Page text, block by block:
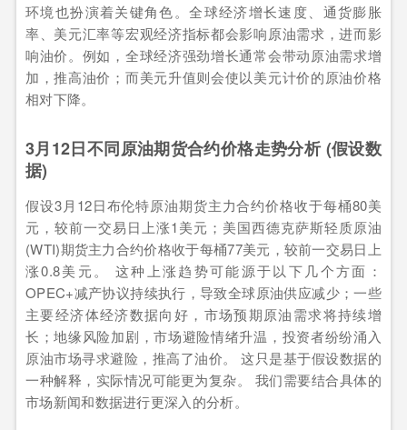
环境也扮演着关键角色。全球经济增长速度、通货膨胀
率、美元汇率等宏观经济指标都会影响原油需求，进而影
响油价。例如，全球经济强劲增长通常会带动原油需求增
加，推高油价；而美元升值则会使以美元计价的原油价格
相对下降。
3月12日不同原油期货合约价格走势分析 (假设数
据)
假设3月12日布伦特原油期货主力合约价格收于每桶80美
元，较前一交易日上涨1美元；美国西德克萨斯轻质原油
(WTI)期货主力合约价格收于每桶77美元，较前一交易日上
涨0.8美元。 这种上涨趋势可能源于以下几个方面：
OPEC+减产协议持续执行，导致全球原油供应减少；一些
主要经济体经济数据向好，市场预期原油需求将持续增
长；地缘风险加剧，市场避险情绪升温，投资者纷纷涌入
原油市场寻求避险，推高了油价。 这只是基于假设数据的
一种解释，实际情况可能更为复杂。 我们需要结合具体的
市场新闻和数据进行更深入的分析。